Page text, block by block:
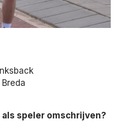
als speler omschrijven?